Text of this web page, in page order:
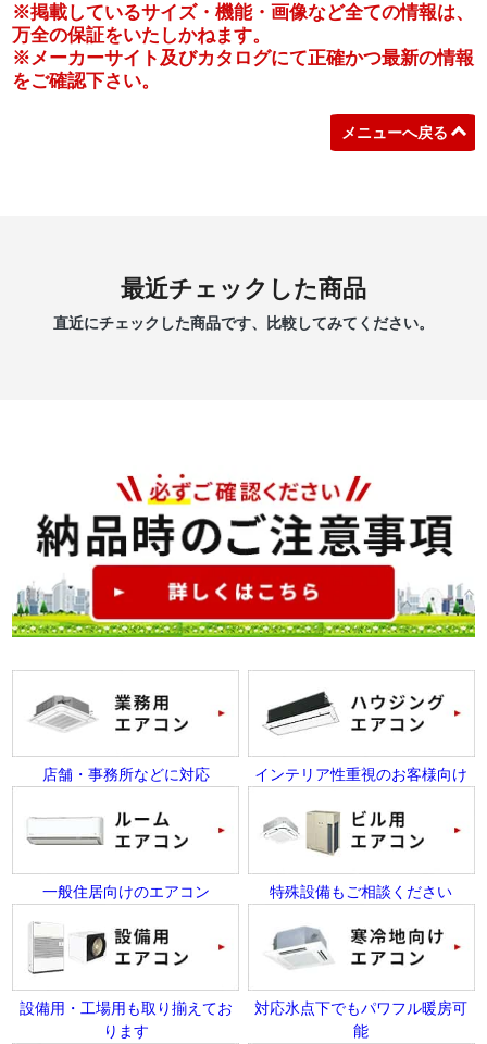
※掲載しているサイズ・機能・画像など全ての情報は、
万全の保証をいたしかねます。
※メーカーサイト及びカタログにて正確かつ最新の情報
をご確認下さい。
メニューへ戻る
最近チェックした商品
直近にチェックした商品です、比較してみてください。
店舗・事務所などに対応 インテリア性重視のお客様向け
一般住居向けのエアコン 特殊設備もご相談ください
設備用・工場用も取り揃えてお
ります
対応氷点下でもパワフル暖房可
能